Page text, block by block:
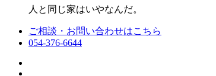
人と同じ家はいやなんだ。
ご相談・お問い合わせはこちら
054-376-6644